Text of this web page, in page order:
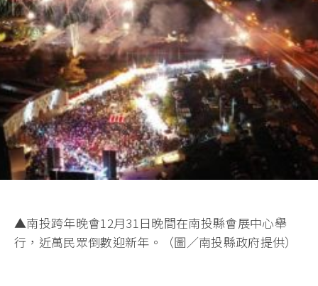
▲南投跨年晚會12月31日晚間在南投縣會展中心舉
行，近萬民眾倒數迎新年。（圖／南投縣政府提供）